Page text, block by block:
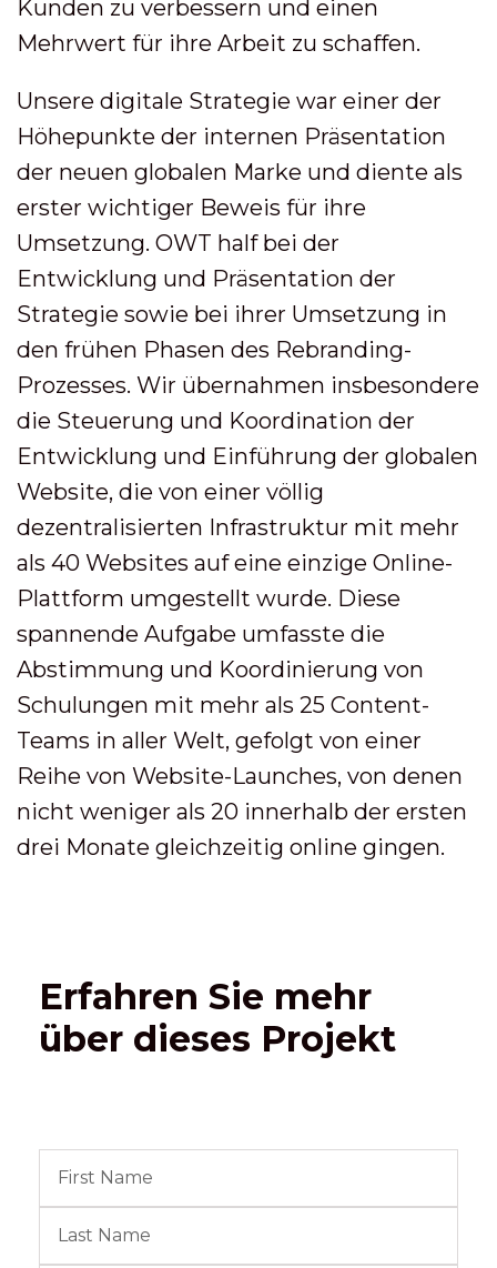
Kunden zu verbessern und einen
Mehrwert für ihre Arbeit zu schaffen.
Unsere digitale Strategie war einer der
Höhepunkte der internen Präsentation
der neuen globalen Marke und diente als
erster wichtiger Beweis für ihre
Umsetzung. OWT half bei der
Entwicklung und Präsentation der
Strategie sowie bei ihrer Umsetzung in
den frühen Phasen des Rebranding-
Prozesses. Wir übernahmen insbesondere
die Steuerung und Koordination der
Entwicklung und Einführung der globalen
Website, die von einer völlig
dezentralisierten Infrastruktur mit mehr
als 40 Websites auf eine einzige Online-
Plattform umgestellt wurde. Diese
spannende Aufgabe umfasste die
Abstimmung und Koordinierung von
Schulungen mit mehr als 25 Content-
Teams in aller Welt, gefolgt von einer
Reihe von Website-Launches, von denen
nicht weniger als 20 innerhalb der ersten
drei Monate gleichzeitig online gingen.
Erfahren Sie mehr
über dieses Projekt